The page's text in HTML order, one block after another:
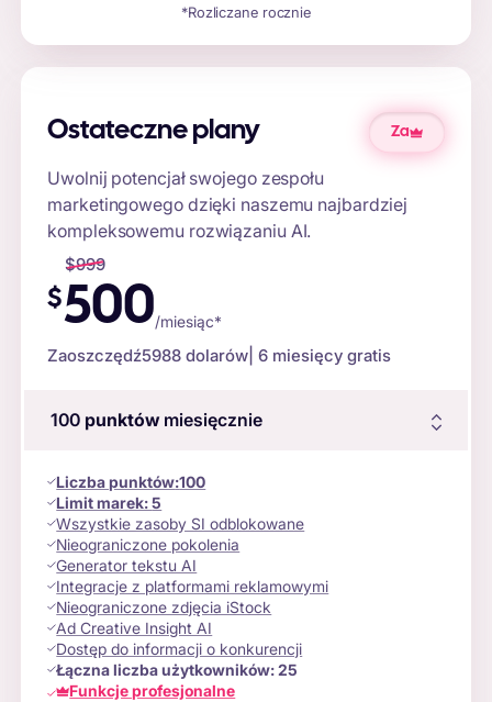
*Rozliczane rocznie
Ostateczne plany Za
Uwolnij potencjał swojego zespołu
marketingowego dzięki naszemu najbardziej
kompleksowemu rozwiązaniu AI.
$999
$500/miesiąc*
Zaoszczędź5988 dolarów | 6 miesięcy gratis
100 punktówmiesięcznie
Liczba punktów:100
Limit marek:5
Wszystkie zasoby SI odblokowane
Nieograniczone pokolenia
Generator tekstu AI
Integracje z platformami reklamowymi
Nieograniczone zdjęcia iStock
Ad Creative Insight AI
Dostęp do informacji o konkurencji
Łączna liczba użytkowników:25
Funkcje profesjonalne